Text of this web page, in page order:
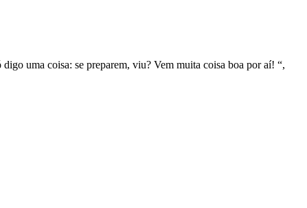
uma coisa: se preparem, viu? Vem muita coisa boa por aí! “,